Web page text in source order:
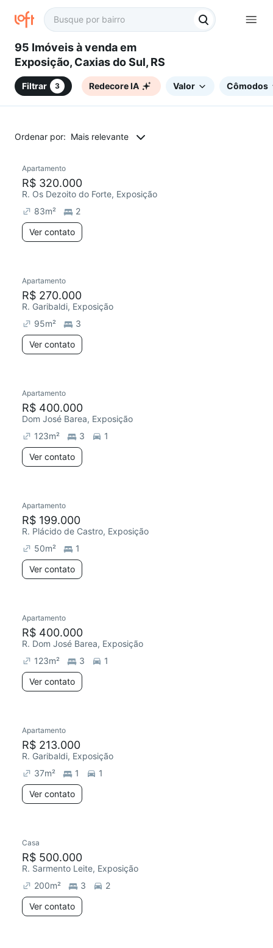
95 Imóveis à venda em
Exposição, Caxias do Sul, RS
Filtrar 3 Redecore IA Valor Cômodos
Ordenar por: Mais relevante
Redecorar
Apartamento
R$ 320.000
R. Os Dezoito do Forte, Exposição
83m²
2
Ver contato
Chegou este mês
Apartamento
R$ 270.000
R. Garibaldi, Exposição
95m²
3
Ver contato
Chegou este mês
Apartamento
R$ 400.000
Dom José Barea, Exposição
123m² 3
1
Ver contato
Chegou este mês
Apartamento
R$ 199.000
R. Plácido de Castro, Exposição
50m²
1
Ver contato
Chegou este mês
Apartamento
R$ 400.000
R. Dom José Barea, Exposição
123m² 3
1
Ver contato
Redecorar
Apartamento
R$ 213.000
R. Garibaldi, Exposição
37m² 1
1
Ver contato
Chegou este mês
Casa
R$ 500.000
R. Sarmento Leite, Exposição
200m² 3
2
Ver contato